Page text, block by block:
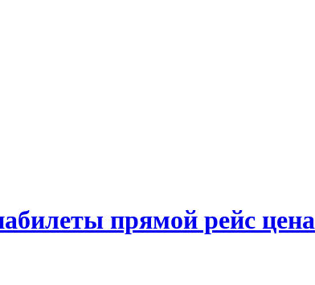
прямой рейс цена